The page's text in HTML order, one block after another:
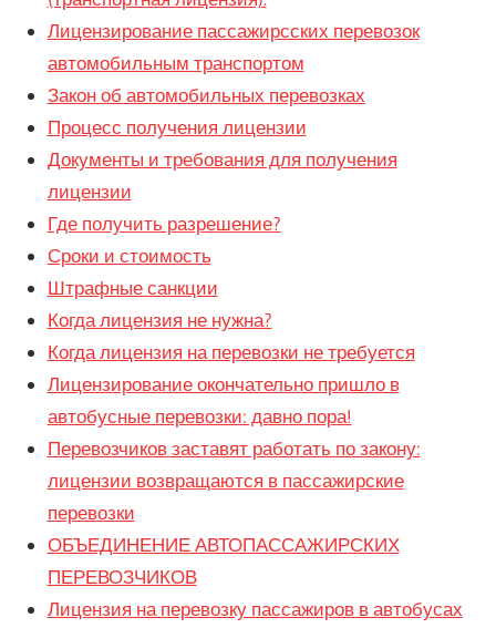
Лицензирование пассажирсских перевозок
автомобильным транспортом
Закон об автомобильных перевозках
Процесс получения лицензии
Документы и требования для получения
лицензии
Где получить разрешение?
Сроки и стоимость
Штрафные санкции
Когда лицензия не нужна?
Когда лицензия на перевозки не требуется
Лицензирование окончательно пришло в
автобусные перевозки: давно пора!
Перевозчиков заставят работать по закону:
лицензии возвращаются в пассажирские
перевозки
ОБЪЕДИНЕНИЕ АВТОПАССАЖИРСКИХ
ПЕРЕВОЗЧИКОВ
Лицензия на перевозку пассажиров в автобусах